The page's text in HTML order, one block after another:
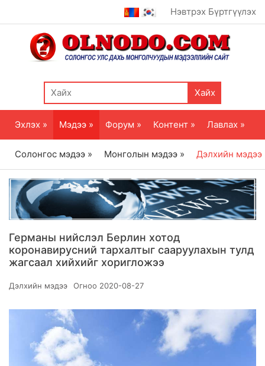
Нэвтрэх Бүртгүүлэх
Хайх
Эхлэх » Мэдээ » Форум » Контент » Лавлах »
Солонгос мэдээ » Монголын мэдээ » Дэлхийн мэдээ
Германы нийслэл Берлин хотод
коронавирусний тархалтыг сааруулахын тулд
жагсаал хийхийг хоригложээ
Дэлхийн мэдээ Огноо 2020-08-27